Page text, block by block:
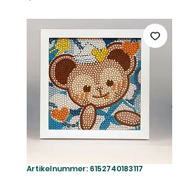
Artikelnummer: 6152740183117